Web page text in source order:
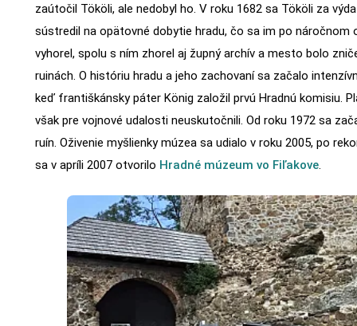
zaútočil Tököli, ale nedobyl ho. V roku 1682 sa Tököli za
sústredil na opätovné dobytie hradu, čo sa im po náročnom
vyhorel, spolu s ním zhorel aj župný archív a mesto bolo
ruinách. O históriu hradu a jeho zachovaní sa začalo
keď františkánsky páter König založil prvú Hradnú komisiu.
však pre vojnové udalosti neuskutočnili. Od roku 1972 sa
ruín. Oživenie myšlienky múzea sa udialo v roku 2005, po
sa v apríli 2007 otvorilo Hradné múzeum vo Fiľakove.